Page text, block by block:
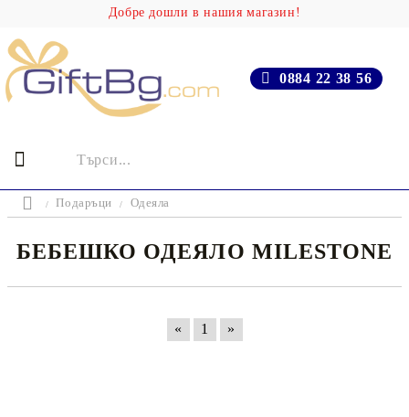
Добре дошли в нашия магазин!
0884 22 38 56
Подаръци Одеяла
БЕБЕШКО ОДЕЯЛО MILESTONE
« 1 »